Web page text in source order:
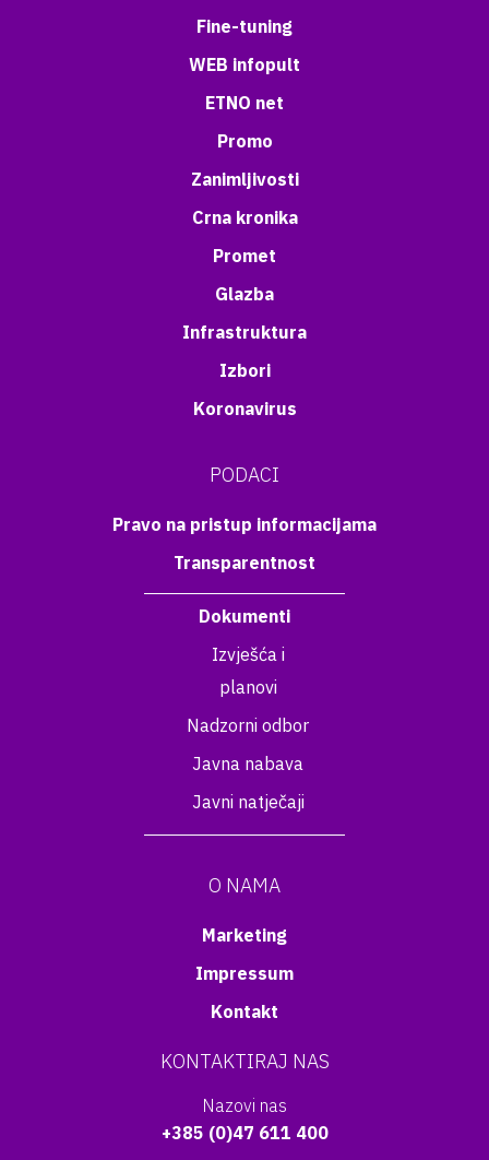
Fine-tuning
WEB infopult
ETNO net
Promo
Zanimljivosti
Crna kronika
Promet
Glazba
Infrastruktura
Izbori
Koronavirus
PODACI
Pravo na pristup informacijama
Transparentnost
Dokumenti
Izvješća i
planovi
Nadzorni odbor
Javna nabava
Javni natječaji
O NAMA
Marketing
Impressum
Kontakt
KONTAKTIRAJ NAS
Nazovi nas
+385 (0)47 611 400